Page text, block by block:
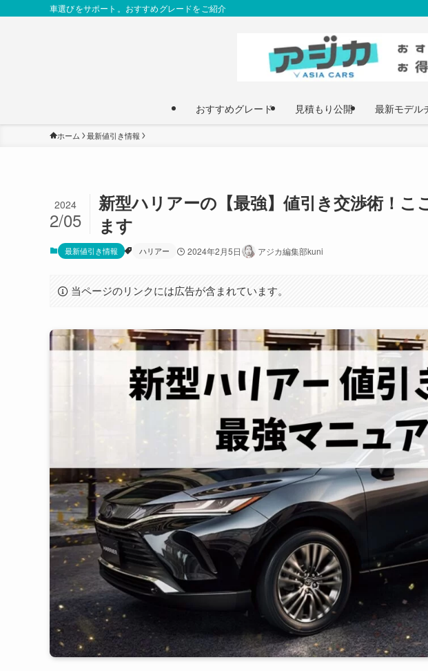
車選びをサポート。おすすめグレードをご紹介
おすすめグレード 見積もり公開 最新モデル
ホーム 最新値引き情報
新型ハリアーの【最強】値引き交渉術！こ
ます
2024
2/05
最新値引き情報 ハリアー 2024年2月5日 アジカ編集部kuni
当ページのリンクには広告が含まれています。